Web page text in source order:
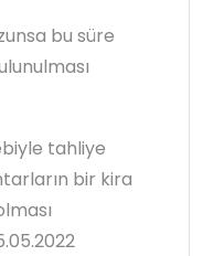
bu süre
tahliye
bir kira